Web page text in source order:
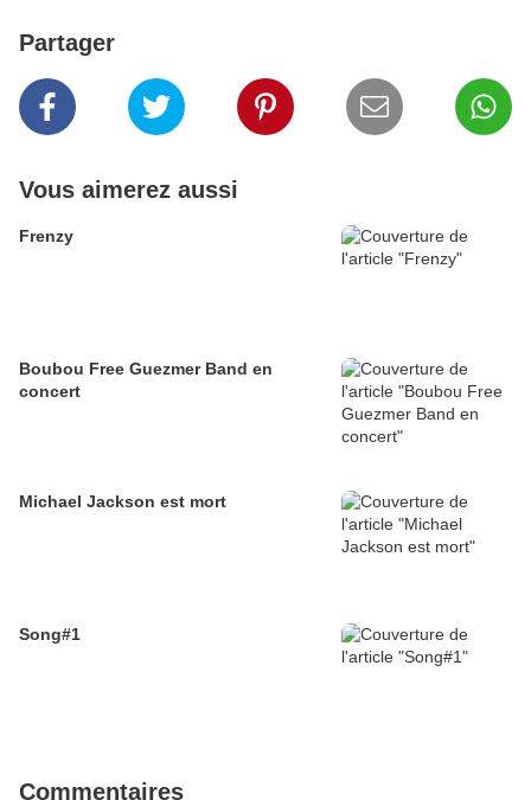
Partager
Vous aimerez aussi
Frenzy
Boubou Free Guezmer Band en
concert
Michael Jackson est mort
Song#1
Commentaires